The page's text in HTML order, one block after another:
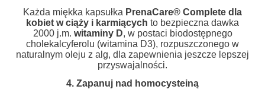
Każda miękka kapsułka PrenaCare® Complete dla
kobiet w ciąży i karmiących to bezpieczna dawka
2000 j.m. witaminy D, w postaci biodostępnego
cholekalcyferolu (witamina D3), rozpuszczonego w
naturalnym oleju z alg, dla zapewnienia jeszcze lepszej
przyswajalności.
4. Zapanuj nad homocysteiną